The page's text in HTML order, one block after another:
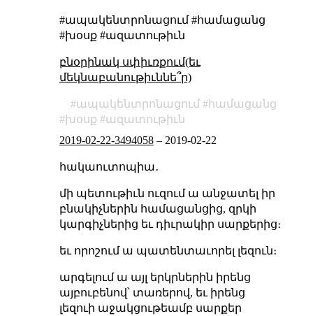
#ապակենտրոնացում #համացանց
#խօսք #ազատութիւն
բնօրինակ սփիւռքում(եւ
մեկնաբանութիւննե՞ր)
ապակենտրոնացում
համացանց
խօսք
ազատութիւն
2019-02-22-3494058– 2019-02-22
հակաուտոպիա․
մի պետութիւն ուզում ա անջատել իր
բնակիչներին համացանցից, զրկի
կարգիչներից եւ դիւրակիր սարքերից։
եւ որոշում ա պատենտաւորել լեզուն։
արգելում ա այլ երկրներին իրենց
այբուբենով՝ տառերով, եւ իրենց
լեզուի աջակցութեամբ սարքեր